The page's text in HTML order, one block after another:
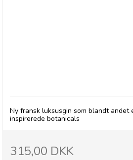
Ny fransk luksusgin som blandt andet
inspirerede botanicals
315,00 DKK